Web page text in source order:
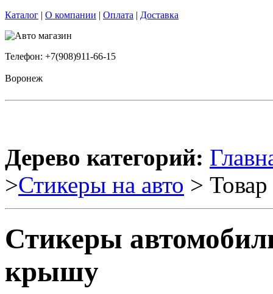
Каталог | О компании | Оплата | Доставка
Телефон: +7(908)911-66-15
Воронеж
Дерево категорий:
>Стикеры на авто > Товар
Стикеры
крышу